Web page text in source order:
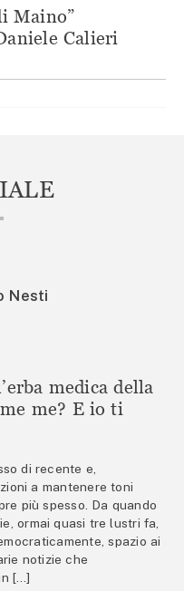
Maino”
Calieri
Nesti
medica della
me? E io ti
di recente e,
a mantenere toni
più spesso. Da quando
ormai quasi tre lustri fa,
spazio ai
notizie che
[…]